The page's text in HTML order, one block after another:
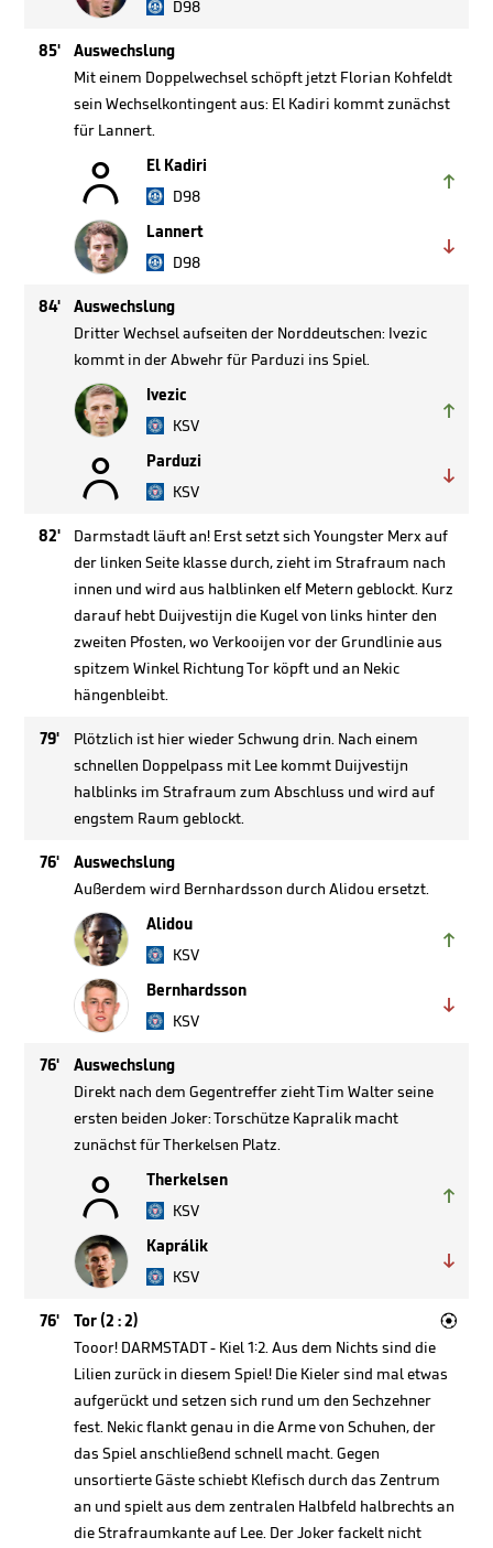
D98
85'
Auswechslung
Mit einem Doppelwechsel schöpft jetzt Florian Kohfeldt
sein Wechselkontingent aus: El Kadiri kommt zunächst
für Lannert.

El Kadiri
D98

Lannert
D98

84'
Auswechslung
Dritter Wechsel aufseiten der Norddeutschen: Ivezic
kommt in der Abwehr für Parduzi ins Spiel.
Ivezic
KSV


Parduzi
KSV

82'
Darmstadt läuft an! Erst setzt sich Youngster Merx auf
der linken Seite klasse durch, zieht im Strafraum nach
innen und wird aus halblinken elf Metern geblockt. Kurz
darauf hebt Duijvestijn die Kugel von links hinter den
zweiten Pfosten, wo Verkooijen vor der Grundlinie aus
spitzem Winkel Richtung Tor köpft und an Nekic
hängenbleibt.
79'
Plötzlich ist hier wieder Schwung drin. Nach einem
schnellen Doppelpass mit Lee kommt Duijvestijn
halblinks im Strafraum zum Abschluss und wird auf
engstem Raum geblockt.
76'
Auswechslung
Außerdem wird Bernhardsson durch Alidou ersetzt.
Alidou
KSV

Bernhardsson
KSV

76'
Auswechslung
Direkt nach dem Gegentreffer zieht Tim Walter seine
ersten beiden Joker: Torschütze Kapralik macht
zunächst für Therkelsen Platz.

Therkelsen
KSV

Kaprálik
KSV

76' Tor (2 : 2) 
Tooor! DARMSTADT - Kiel 1:2. Aus dem Nichts sind die
Lilien zurück in diesem Spiel! Die Kieler sind mal etwas
aufgerückt und setzen sich rund um den Sechzehner
fest. Nekic flankt genau in die Arme von Schuhen, der
das Spiel anschließend schnell macht. Gegen
unsortierte Gäste schiebt Klefisch durch das Zentrum
an und spielt aus dem zentralen Halbfeld halbrechts an
die Strafraumkante auf Lee. Der Joker fackelt nicht